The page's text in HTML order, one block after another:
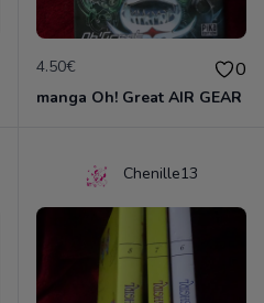
4.50€ 0
manga Oh! Great AIR GEAR
Chenille13